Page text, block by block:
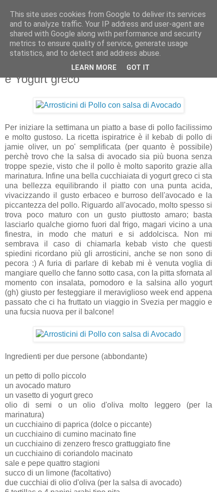
Artravelling
lunedì 11 aprile 2011
Arrosticini di Pollo con salsa di Avocado
e Yogurt greco
Per iniziare la settimana un piatto a base di pollo facilissimo
e molto gustoso. La ricetta ispiratrice è il kebab di pollo di
jamie oliver, un po' semplificata (per quanto è possibile)
perchè trovo che la salsa di avocado sia più buona senza
troppe spezie, visto che il pollo è molto saporito grazie alla
marinatura. Infine una bella cucchiaiata di yogurt greco ci sta
una bellezza equilibrando il piatto con una punta acida,
vivacizzando il gusto erbaceo e burroso dell'avocado e la
piccantezza del pollo. Riguardo all'avocado, molto spesso si
trova poco maturo con un gusto piuttosto amaro; basta
lasciarlo qualche giorno fuori dal frigo, magari vicino a una
finestra, in modo che maturi e si addolcisca. Non mi
sembrava il caso di chiamarla kebab visto che questi
spiedini ricordano più gli arrosticini, anche se non sono di
pecora :) A furia di parlare di kebab mi è venuta voglia di
mangiare quello che fanno sotto casa, con la pitta sfornata al
momento con insalata, pomodoro e la salsina allo yogurt
(gh) giusto per festeggiare il meraviglioso week end appena
passato che ci ha fruttato un viaggio in Svezia per maggio e
una fucsia nuova per il balcone!
Ingredienti per due persone (abbondante)
un petto di pollo piccolo
un avocado maturo
un vasetto di yogurt greco
olio di semi o un olio d'oliva molto leggero (per la
marinatura)
un cucchiaino di paprica (dolce o piccante)
un cucchiaino di cumino macinato fine
un cucchiaino di zenzero fresco grattuggiato fine
un cucchiaino di coriandolo macinato
sale e pepe quattro stagioni
succo di un limone (facoltativo)
due cucchiai di olio d'oliva (per la salsa di avocado)
This site uses cookies from Google to deliver its services
and to analyze traffic. Your IP address and user-agent are
shared with Google along with performance and security
metrics to ensure quality of service, generate usage
statistics, and to detect and address abuse.
LEARN MORE GOT IT